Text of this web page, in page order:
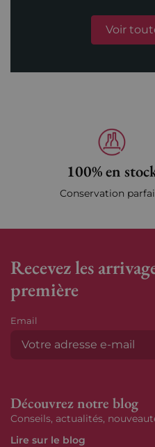
Voir
100% en
Conservation
Recevez les
première
Email
Découvrez notre blog
Conseils, actualités,
Lire sur le blog